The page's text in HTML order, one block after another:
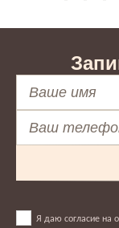
Я даю согласие на